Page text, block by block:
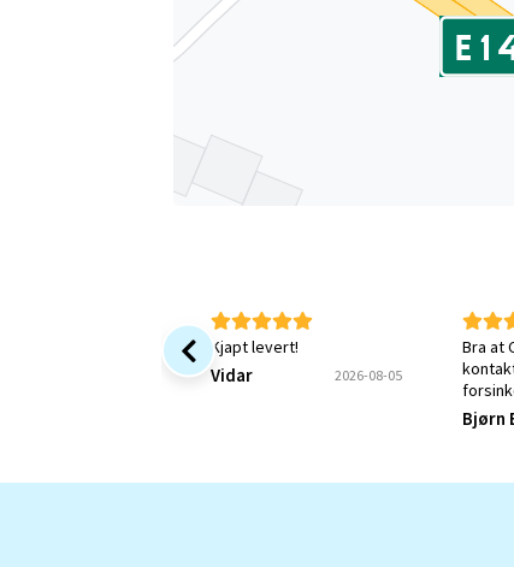
Kjapt levert!
Vidar 2026-08-05
Bra at
jeg
Bjørn